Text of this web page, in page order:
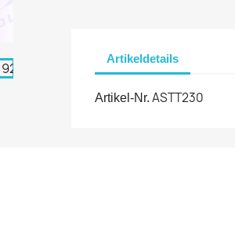
Artikeldetails
Artikel-Nr. ASTT230